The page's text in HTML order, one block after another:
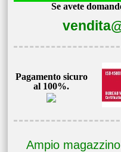
Se avete
Pagamento sicuro
al 100%.
Ampio